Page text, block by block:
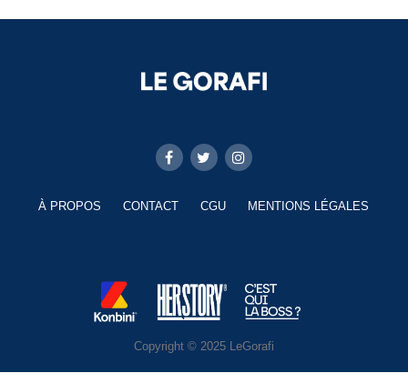
À PROPOS CONTACT CGU MENTIONS LÉGALES
Copyright © 2025 LeGorafi